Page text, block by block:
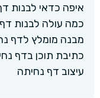
איפה כדאי לבנות
כמה עולה לבנות
מבנה מומלץ לדף
כתיבת תוכן בדף
עיצוב דף נחיתה